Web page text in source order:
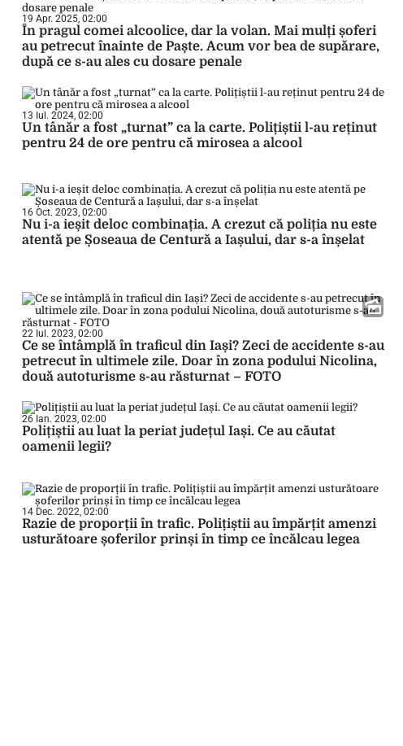
19 Apr. 2025, 02:00
În pragul comei alcoolice, dar la volan. Mai mulți șoferi
au petrecut înainte de Paște. Acum vor bea de supărare,
după ce s-au ales cu dosare penale
13 Iul. 2024, 02:00
Un tânăr a fost „turnat” ca la carte. Polițiștii l-au reținut
pentru 24 de ore pentru că mirosea a alcool
16 Oct. 2023, 02:00
Nu i-a ieșit deloc combinația. A crezut că poliția nu este
atentă pe Șoseaua de Centură a Iașului, dar s-a înșelat
22 Iul. 2023, 02:00
Ce se întâmplă în traficul din Iași? Zeci de accidente s-au
petrecut în ultimele zile. Doar în zona podului Nicolina,
două autoturisme s-au răsturnat – FOTO
26 Ian. 2023, 02:00
Polițiștii au luat la periat județul Iași. Ce au căutat
oamenii legii?
14 Dec. 2022, 02:00
Razie de proporții în trafic. Polițiștii au împărțit amenzi
usturătoare șoferilor prinși în timp ce încălcau legea